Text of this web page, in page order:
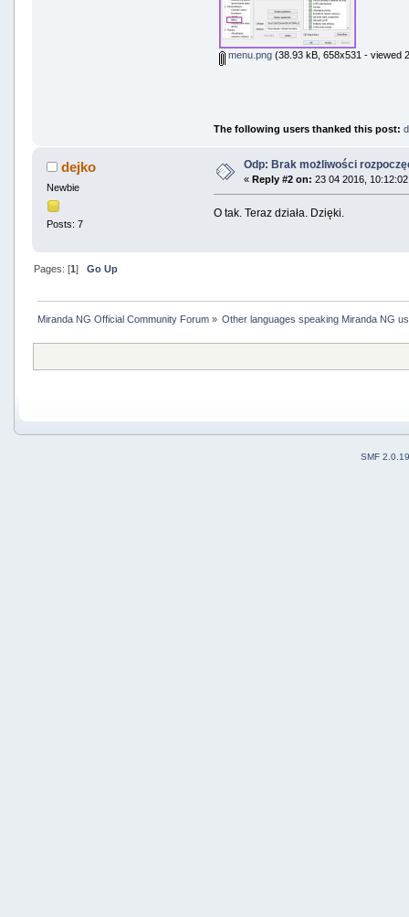
menu.png(38.93 kB, 658x531 - viewed
The following users thanked this post:
dejko
Newbie
Posts: 7
Odp: Brak możliwości
« Reply #2 on: 23 04 2016,
O tak. Teraz działa. Dzięki.
Pages: [1] Go Up
Miranda NG Official Community Forum» Other languages speaking Miranda NG
SMF 2.0.19